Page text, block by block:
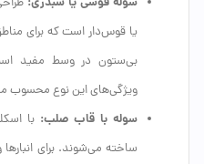
یا قوس‌دار است که برای
بی‌ستون در وسط مفید
ویژگی‌های این نوع محسوب
سوله با قاب صلب: با
ساخته می‌شوند. برای